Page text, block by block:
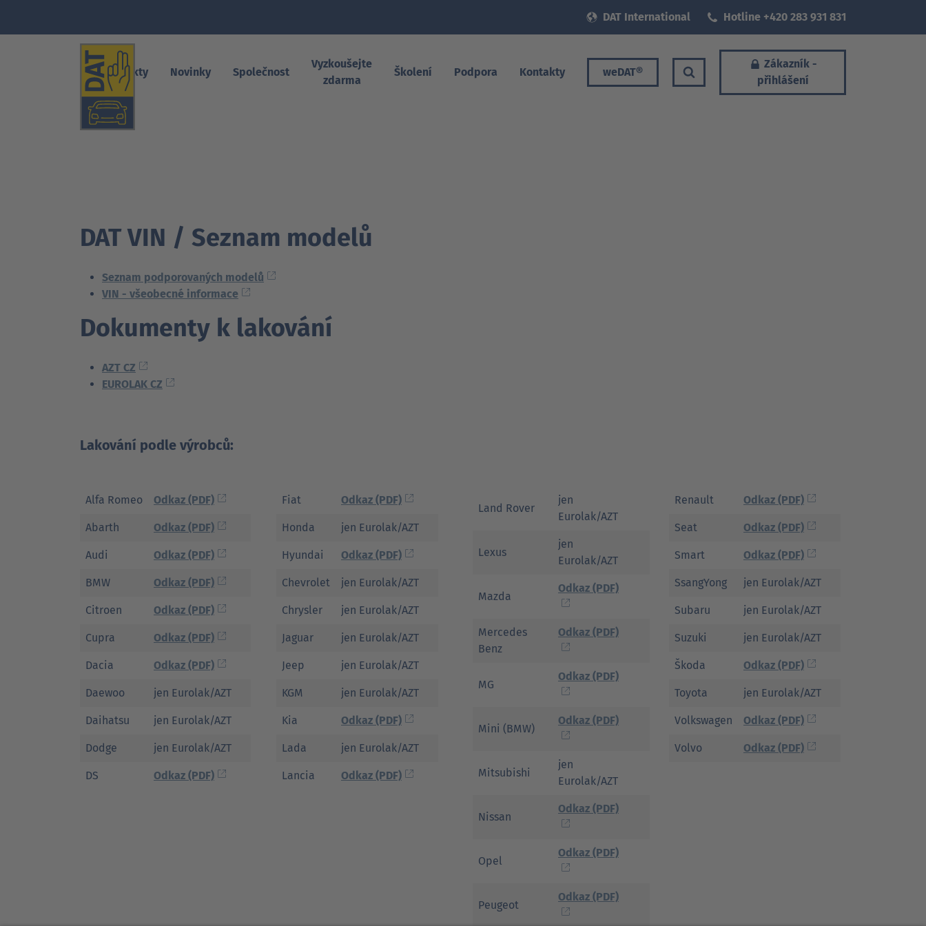
DAT International Hotline +420 283 931 831
Produkty Novinky Společnost
Vyzkoušejte
zdarma
Školení Podpora Kontakty weDAT®
přihlášení
DAT VIN / Seznam modelů
Seznam podporovaných modelů
VIN - všeobecné informace
Dokumenty k lakování
AZT CZ
EUROLAK CZ
Lakování podle výrobců:
Alfa Romeo Odkaz (PDF)
Abarth Odkaz (PDF)
Audi Odkaz (PDF)
BMW Odkaz (PDF)
Citroen Odkaz (PDF)
Cupra Odkaz (PDF)
Dacia Odkaz (PDF)
Daewoo jen Eurolak/AZT
Daihatsu jen Eurolak/AZT
Dodge jen Eurolak/AZT
DS Odkaz (PDF)
Fiat Odkaz (PDF)
Honda jen Eurolak/AZT
Hyundai Odkaz (PDF)
Chevrolet jen Eurolak/AZT
Chrysler jen Eurolak/AZT
Jaguar jen Eurolak/AZT
Jeep jen Eurolak/AZT
KGM jen Eurolak/AZT
Kia Odkaz (PDF)
Lada jen Eurolak/AZT
Lancia Odkaz (PDF)
Land Rover
jen
Eurolak/AZT
Lexus
jen
Eurolak/AZT
Mazda
Odkaz (PDF)
Mercedes
Benz
Odkaz (PDF)
MG
Odkaz (PDF)
Mini (BMW)
Odkaz (PDF)
Mitsubishi
jen
Eurolak/AZT
Nissan
Odkaz (PDF)
Opel
Odkaz (PDF)
Peugeot
Odkaz (PDF)
Renault Odkaz (PDF)
Seat Odkaz (PDF)
Smart Odkaz (PDF)
SsangYong jen Eurolak/AZT
Subaru jen Eurolak/AZT
Suzuki jen Eurolak/AZT
Škoda Odkaz (PDF)
Toyota jen Eurolak/AZT
Volkswagen Odkaz (PDF)
Volvo Odkaz (PDF)